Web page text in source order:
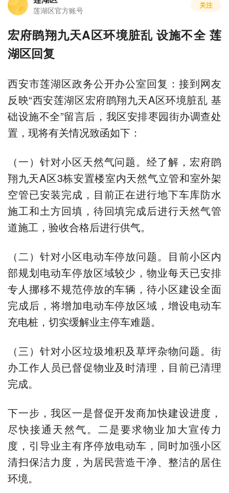
莲湖区官方账号
关注
宏府鹍翔九天A区环境脏乱 设施不全 莲
湖区回复
西安市莲湖区政务公开办公室回复：接到网友
反映“西安莲湖区宏府鹍翔九天A区环境脏乱 基
础设施不全”留言后，我区安排枣园街办调查处
置，现将有关情况致函如下：
（一）针对小区天然气问题。经了解，宏府鹍
翔九天A区3栋安置楼室内天然气立管和室外架
空管已安装完成，目前正在进行地下车库防水
施工和土方回填，待回填完成后进行天然气管
道施工，验收合格后进行供气。
（二）针对小区电动车停放问题。目前小区内
部规划电动车停放区域较少，物业每天已安排
专人挪移不规范停放的车辆，待小区建设全面
完成后，将增加电动车停放区域，增设电动车
充电桩，切实缓解业主停车难题。
（三）针对小区垃圾堆积及草坪杂物问题。街
办工作人员已督促物业及时清理，目前已清理
完成。
下一步，我区一是督促开发商加快建设进度，
尽快接通天然气。二是要求物业加大宣传力
度，引导业主有序停放电动车，同时加强小区
清扫保洁力度，为居民营造干净、整洁的居住
环境。